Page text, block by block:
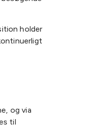
holder
og via
til